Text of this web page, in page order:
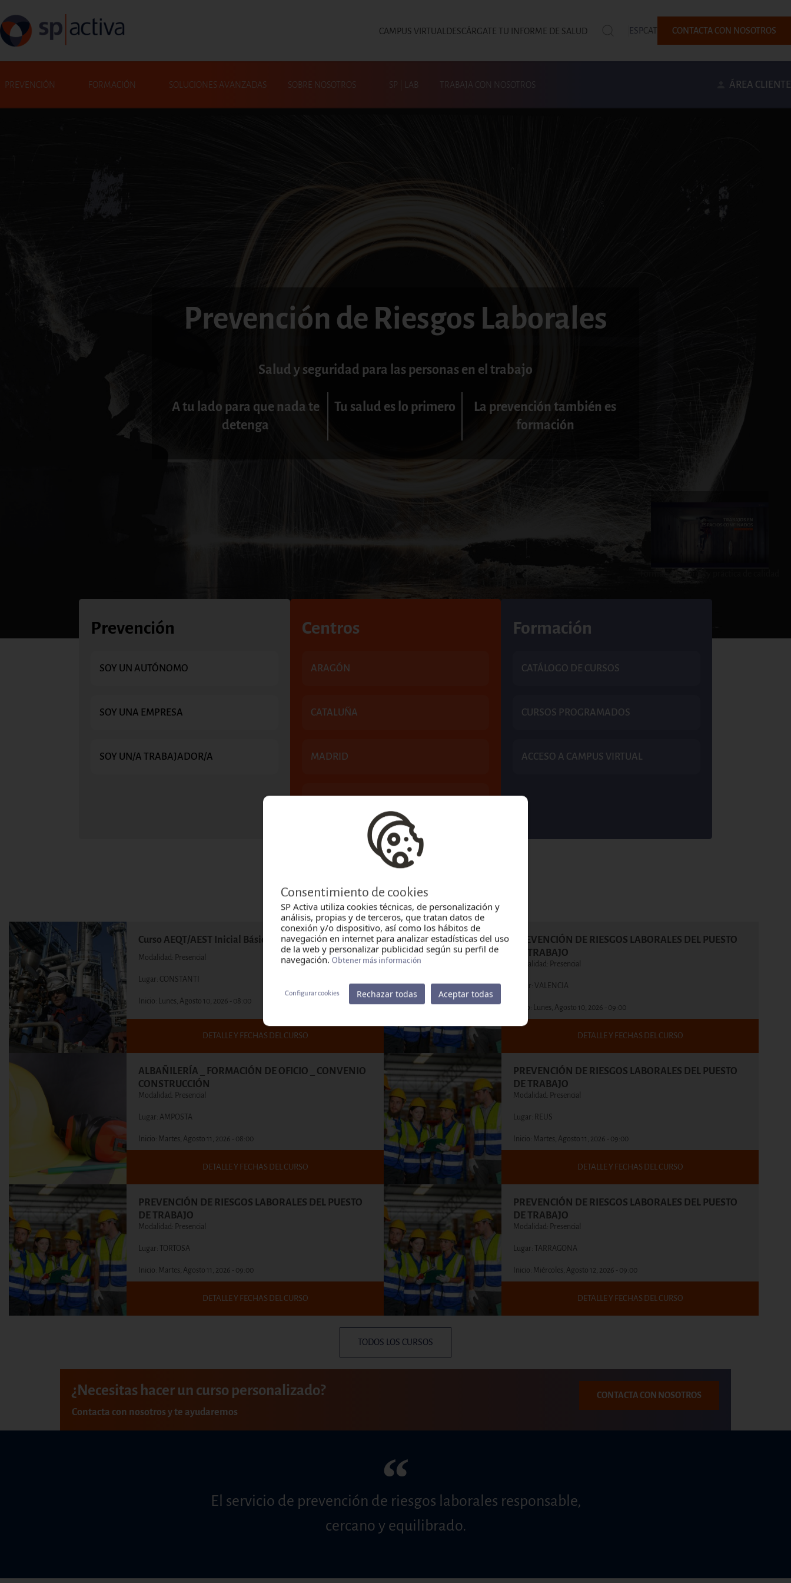
Top
CAMPUS VIRTUAL DESCÁRGATE TU INFORME DE SALUD ESPCAT CONTACTA CON NOSOTROS
Busca en SP|Activa
PREVENCIÓN FORMACIÓN SOLUCIONES AVANZADAS SOBRE NOSOTROS SP | LAB TRABAJA CON NOSOTROS ÁREA CLIENTE
Prevención de Riesgos Laborales
Salud y seguridad para las personas en el trabajo
A tu lado para que nada te
detenga
Tu salud es lo primero
La prevención también es
formación
Prevención
SOY UN AUTÓNOMO
SOY UNA EMPRESA
SOY UN/A TRABAJADOR/A
Centros
ARAGÓN
CATALUÑA
MADRID
Formación
CATÁLOGO DE CURSOS
CURSOS PROGRAMADOS
ACCESO A CAMPUS VIRTUAL
CURSOS DE FORMACIÓN DESTACADOS
Curso AEQT/AEST Inicial Básico
Modalidad: Presencial
Lugar: CONSTANTI
Inicio: Lunes, Agosto 10, 2026 - 08:00
DETALLE Y FECHAS DEL CURSO
PREVENCIÓN DE RIESGOS LABORALES DEL PUESTO
DE TRABAJO
Modalidad: Presencial
Lugar: VALENCIA
Inicio: Lunes, Agosto 10, 2026 - 09:00
DETALLE Y FECHAS DEL CURSO
ALBAÑILERÍA _ FORMACIÓN DE OFICIO _ CONVENIO
CONSTRUCCIÓN
Modalidad: Presencial
Lugar: AMPOSTA
Inicio: Martes, Agosto 11, 2026 - 08:00
DETALLE Y FECHAS DEL CURSO
PREVENCIÓN DE RIESGOS LABORALES DEL PUESTO
DE TRABAJO
Modalidad: Presencial
Lugar: REUS
Inicio: Martes, Agosto 11, 2026 - 09:00
DETALLE Y FECHAS DEL CURSO
PREVENCIÓN DE RIESGOS LABORALES DEL PUESTO
DE TRABAJO
Modalidad: Presencial
Lugar: TORTOSA
Inicio: Martes, Agosto 11, 2026 - 09:00
DETALLE Y FECHAS DEL CURSO
PREVENCIÓN DE RIESGOS LABORALES DEL PUESTO
DE TRABAJO
Modalidad: Presencial
Lugar: TARRAGONA
Inicio: Miércoles, Agosto 12, 2026 - 09:00
DETALLE Y FECHAS DEL CURSO
TODOS LOS CURSOS
¿Necesitas hacer un curso personalizado?
Contacta con nosotros y te ayudaremos
CONTACTA CON NOSOTROS
“
El servicio de prevención de riesgos laborales responsable,
cercano y equilibrado.
Consentimiento de cookies
SP Activa utiliza cookies técnicas, de personalización y
análisis, propias y de terceros, que tratan datos de
conexión y/o dispositivo, así como los hábitos de
navegación en internet para analizar estadísticas del uso
de la web y personalizar publicidad según su perfil de
navegación.Obtener más información
Configurar cookies Rechazar todas Aceptar todas